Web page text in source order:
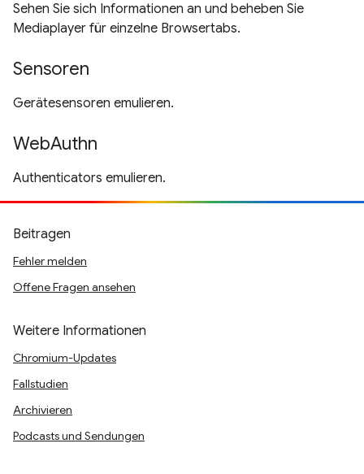
Sehen Sie sich Informationen an und beheben Sie
Mediaplayer für einzelne Browsertabs.
Sensoren
Gerätesensoren emulieren.
WebAuthn
Authenticators emulieren.
Beitragen
Fehler melden
Offene Fragen ansehen
Weitere Informationen
Chromium-Updates
Fallstudien
Archivieren
Podcasts und Sendungen